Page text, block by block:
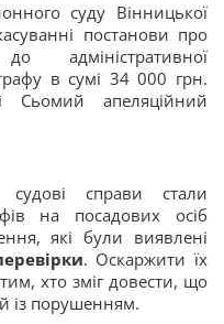
суду Вінницької
постанови про
адміністративної
в сумі 34 000 грн.
Сьомий апеляційний
судові справи стали
на посадових осіб
які були виявлені
. Оскаржити їх
хто зміг довести, що
із порушенням.